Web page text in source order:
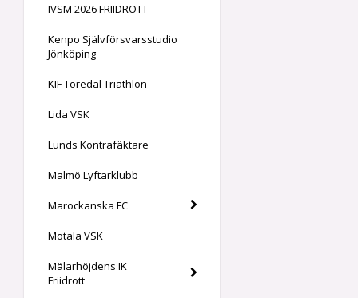
IVSM 2026 FRIIDROTT
Kenpo Självförsvarsstudio
Jönköping
KIF Toredal Triathlon
Lida VSK
Lunds Kontrafäktare
Malmö Lyftarklubb
Marockanska FC
Motala VSK
Mälarhöjdens IK
Friidrott